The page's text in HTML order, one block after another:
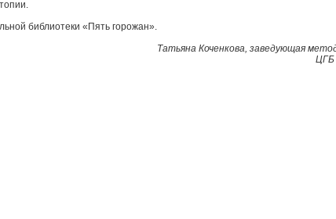
библиотеки «Пять горожан».
Татьяна Коченкова, заведующая
ЦГБ